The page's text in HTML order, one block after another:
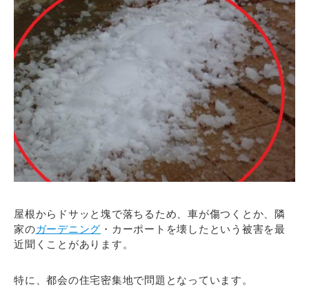
屋根からドサッと塊で落ちるため、車が傷つくとか、隣
家のガーデニング ・カーポートを壊したという被害を最
近聞くことがあります。
特に、都会の住宅密集地で問題となっています。